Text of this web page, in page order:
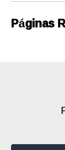
Páginas